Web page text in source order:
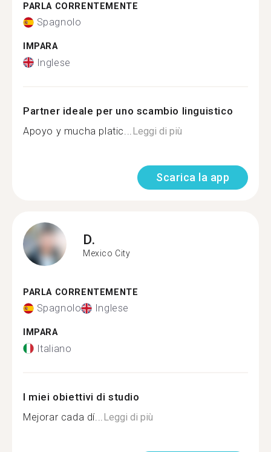
PARLA CORRENTEMENTE
Spagnolo
IMPARA
Inglese
Partner ideale per uno scambio linguistico
Apoyo y mucha platic... Leggi di più
Scarica la app
D.
Mexico City
PARLA CORRENTEMENTE
Spagnolo Inglese
IMPARA
Italiano
I miei obiettivi di studio
Mejorar cada dí... Leggi di più